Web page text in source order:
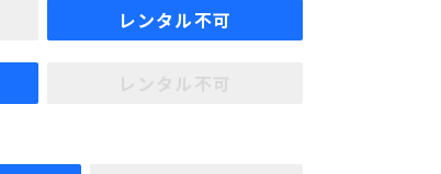
レンタル不可